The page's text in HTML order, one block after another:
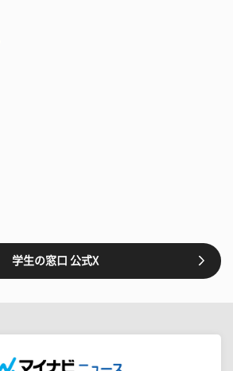
学生の窓口 公式X